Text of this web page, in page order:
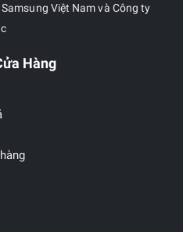
Việt Nam và Công ty
Hàng